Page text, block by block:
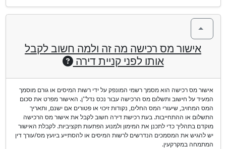
אישור מס רכישה מה זה ולמה חשוב לקבל
אותו לפני קניית דירה
אישור מס רכישה הוא מסמך רשמי המונפק על ידי רשות המיסים או גורם מוסמך
המעיד על חישוב ותשלום מס הרכישה עבור נכס נדל''ן. האישור מפרט את סכום
המס המחויב, שיעורי המס החלים, נקודות זיכוי או פטורים אם ישנם, ותאריך
התשלום או ההתחייבות. בעת רכישת דירה חשוב לקבל את אישור מס הרכישה
מוקדם בתהליך כדי לתכנן את המימון ולמנוע הפתעות תקציביות. לקבלת האישור
יש להגיש את המסמכים הנדרשים לרשות המיסים או להסתייע ביועץ מס/עורך דין
המתמחה במקרקעין.